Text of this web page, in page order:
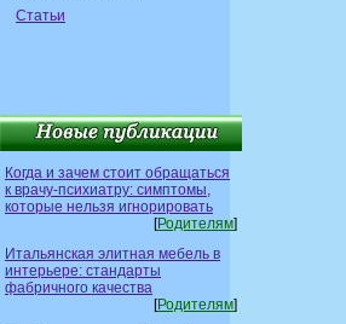
Статьи
Когда и зачем стоит обращаться
к врачу-психиатру: симптомы,
которые нельзя игнорировать
[Родителям]
Итальянская элитная мебель в
интерьере: стандарты
фабричного качества
[Родителям]